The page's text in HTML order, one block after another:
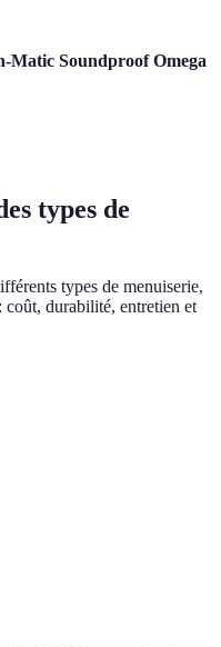
Matic Soundproof Omega
types de
types de menuiserie,
coût, durabilité, entretien et